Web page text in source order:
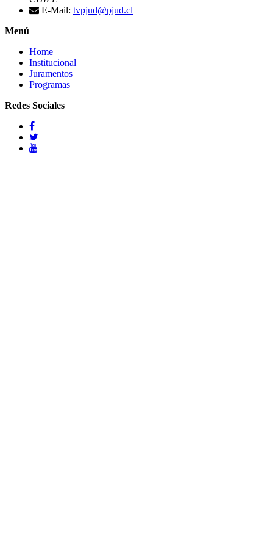
E-Mail: tvpjud@pjud.cl
Menú
Home
Institucional
Juramentos
Programas
Redes Sociales